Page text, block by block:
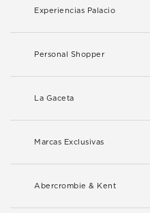
Experiencias Palacio
Personal Shopper
La Gaceta
Marcas Exclusivas
Abercrombie & Kent